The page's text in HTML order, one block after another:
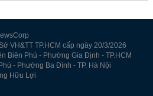
VH&TT TP.HCM cấp ngày 20/3/2026
Biên Phủ - Phường Gia Định - TP.HCM
- Phường Ba Đình - TP. Hà Nội
Hữu Lợi